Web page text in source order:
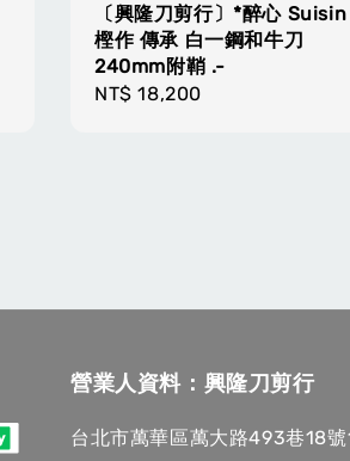
〔興隆刀剪行〕*醉心 Suisin
樫作 傳承 白一鋼和牛刀
240mm附鞘 .-
Regular
NT$ 18,200
營業人資料：興隆刀剪行
台北市萬華區萬大路493巷18號